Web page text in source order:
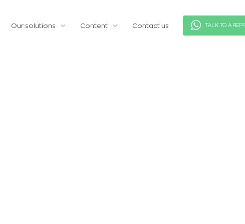
Our solutions Content Contact us TALK TO A